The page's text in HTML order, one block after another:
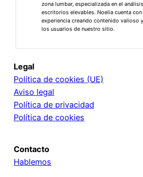
zona lumbar, especializada en el
escritorios elevables. Noelia cuenta con
experiencia creando contenido valioso
los usuarios de nuestro sitio.
Legal
Política de cookies (UE)
Aviso legal
Política de privacidad
Política de cookies
Contacto
Hablemos